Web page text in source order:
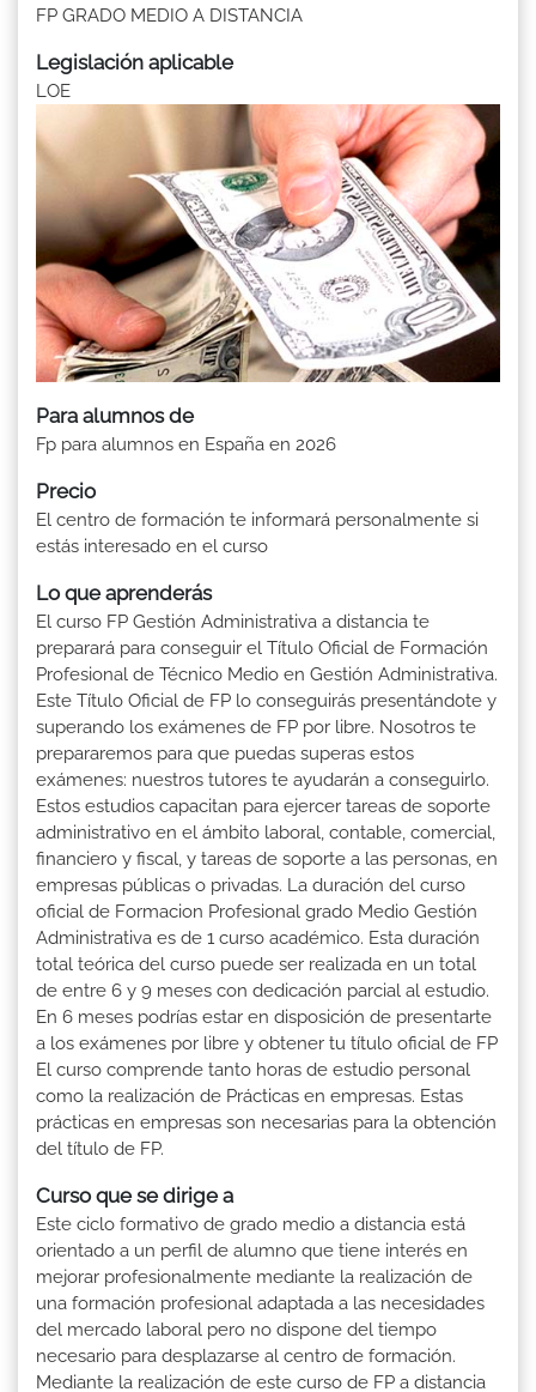
FP GRADO MEDIO A DISTANCIA
Legislación aplicable
LOE
Para alumnos de
Fp para alumnos en España en 2026
Precio
El centro de formación te informará personalmente si
estás interesado en el curso
Lo que aprenderás
El curso FP Gestión Administrativa a distancia te
preparará para conseguir el Título Oficial de Formación
Profesional de Técnico Medio en Gestión Administrativa.
Este Título Oficial de FP lo conseguirás presentándote y
superando los exámenes de FP por libre. Nosotros te
prepararemos para que puedas superas estos
exámenes: nuestros tutores te ayudarán a conseguirlo.
Estos estudios capacitan para ejercer tareas de soporte
administrativo en el ámbito laboral, contable, comercial,
financiero y fiscal, y tareas de soporte a las personas, en
empresas públicas o privadas. La duración del curso
oficial de Formacion Profesional grado Medio Gestión
Administrativa es de 1 curso académico. Esta duración
total teórica del curso puede ser realizada en un total
de entre 6 y 9 meses con dedicación parcial al estudio.
En 6 meses podrías estar en disposición de presentarte
a los exámenes por libre y obtener tu título oficial de FP
El curso comprende tanto horas de estudio personal
como la realización de Prácticas en empresas. Estas
prácticas en empresas son necesarias para la obtención
del título de FP.
Curso que se dirige a
Este ciclo formativo de grado medio a distancia está
orientado a un perfil de alumno que tiene interés en
mejorar profesionalmente mediante la realización de
una formación profesional adaptada a las necesidades
del mercado laboral pero no dispone del tiempo
necesario para desplazarse al centro de formación.
Mediante la realización de este curso de FP a distancia